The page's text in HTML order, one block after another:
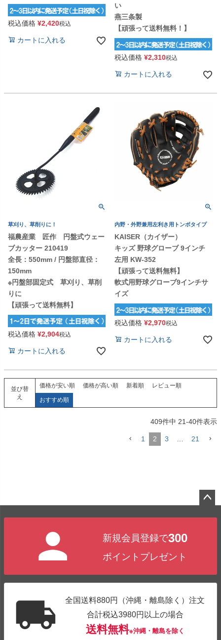
税込価格 ¥2,420税込
カートに入れる
い
燕三条製
【頑張って送料無料！】
税込価格 ¥2,310税込
カートに入れる
草刈り、草削りに！
福農産業 匠作 円盤式ウェー
ブカッター 210419
全長：550mm / 円盤部直径：
150mm
※円盤部固定式 草刈り、草削
りに
【頑張って送料無料】
税込価格 ¥2,904税込
カートに入れる
内野・外野兼用左利き用トンボタイプ
KAISER（カイザー）
キッズ 野球グローブ 9インチ
左用 KW-352
【頑張って送料無料】
軟式用野球グローブ9インチサ
イズ
税込価格 ¥2,970税込
カートに入れる
並び替
え
価格が安い順 価格が高い順 新着順 レビュー順
おすすめ順
409件中 21-40件表示
1 2 3 21
新規会員登録で300
ポイントプレゼント
全国送料880円（沖縄・離島除く）注文
合計税込3980円以上の場合
送料無料※沖縄・離島を除く